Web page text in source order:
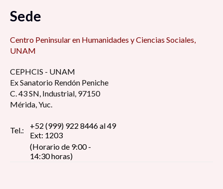
Sede
Centro Peninsular en Humanidades y Ciencias Sociales,
UNAM
CEPHCIS - UNAM
Ex Sanatorio Rendón Peniche
C. 43 SN, Industrial, 97150
Mérida, Yuc.
Tel.:
+52 (999) 922 8446 al 49
Ext: 1203
(Horario de 9:00 -
14:30 horas)